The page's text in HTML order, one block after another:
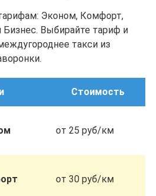
Эконом, Комфорт,
Выбирайте тариф и
такси из
Стоимость
от 25 руб/км
от 30 руб/км